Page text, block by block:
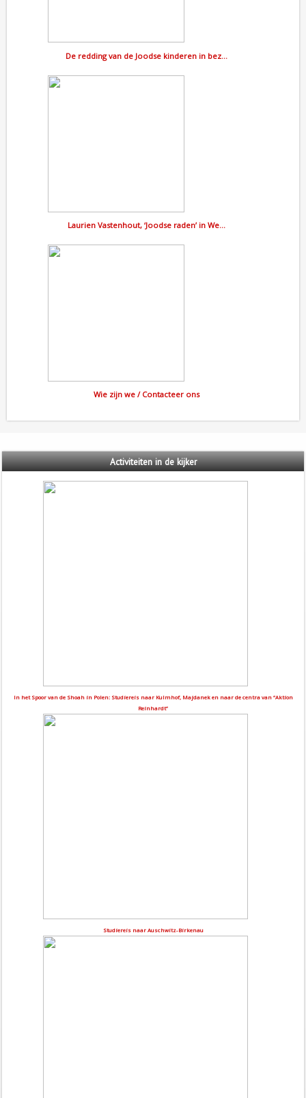
De redding van de Joodse kinderen in bez…
Laurien Vastenhout, ‘Joodse raden’ in We…
Wie zijn we / Contacteer ons
Activiteitenin de kijker
In het Spoor van de Shoah in Polen: Studiereis naar Kulmhof, Majdanek en naar de centra van “Aktion
Reinhardt”
Studiereis naar Auschwitz-Birkenau